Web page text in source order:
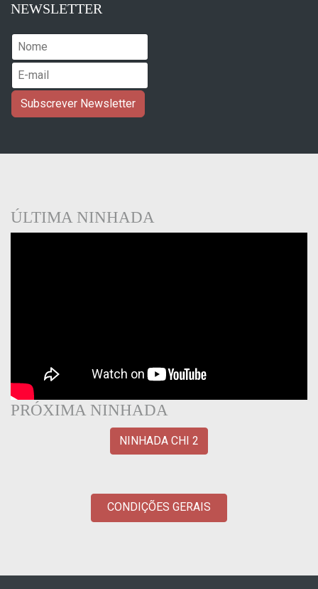
NEWSLETTER
ÚLTIMA NINHADA
PRÓXIMA NINHADA
NINHADA CHI 2
CONDIÇÕES GERAIS